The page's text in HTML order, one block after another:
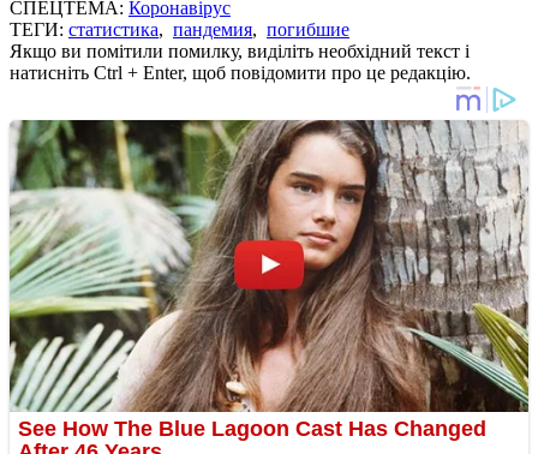
СПЕЦТЕМА: Коронавірус
ТЕГИ: статистика, пандемия, погибшие
Якщо ви помітили помилку, виділіть необхідний текст і
натисніть Ctrl + Enter, щоб повідомити про це редакцію.